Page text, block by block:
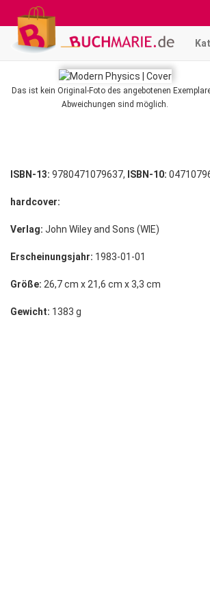
Das ist kein Original-Foto des angebotenen
Abweichungen sind möglich.
ISBN-13: 9780471079637, ISBN-10:
hardcover:
Verlag: John Wiley and Sons (WIE)
Erscheinungsjahr: 1983-01-01
Größe: 26,7 cm x 21,6 cm x 3,3 cm
Gewicht: 1383 g